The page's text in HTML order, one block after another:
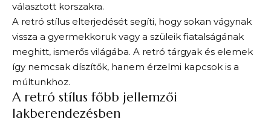
választott korszakra.
A retró stílus elterjedését segíti, hogy sokan vágynak
vissza a gyermekkoruk vagy a szüleik fiatalságának
meghitt, ismerős világába. A retró tárgyak és elemek
így nemcsak díszítők, hanem érzelmi kapcsok is a
múltunkhoz.
A retró stílus főbb jellemzői
lakberendezésben